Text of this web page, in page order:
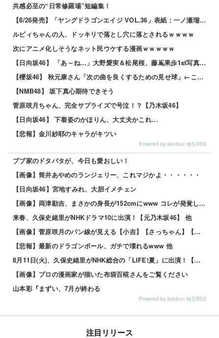
共感必至の“日常修羅場”短編集！
【8/26発売】「ヤングドラゴンエイジ VOL.36」表紙：一ノ瀬瑠菜 / 小戸森穂花 兵頭美波
ルビィちゃんの人、ドッキリで落とし穴に落とされるｗｗｗｗ
次にアニメ化しそうなネット民ウケする漫画ｗｗｗｗｗ
【日向坂46】 「あ～ね...」大野愛実＆松尾桜、藤嶌果歩1st写真集に耐えきれなくなるw
【櫻坂46】 秋元康さん「次の曲を良くするための見せ球」←これ次...
【NMB48】 坂下真心期待できそう
菅原咲月ちゃん、完全サプライズで号泣！？【乃木坂46】
【日向坂46】 下着姿のかほりん、大丈夫かこれ…
【悲報】金川紗耶のキャラがキツい
Powered by livedoor 相互RSS
ブブ家のドタバタが、今日も愛おしい！
【画像】筒井あやめのランジェリー、これマジかよ・・・・・・
【日向坂46】宮地すみれ、大胆イメチェン
【画像】両津勘吉、まさかの身長が152cmにwww コレが発覚した理由がこれｗｗｗｗ 他
来春、久保史緒里がNHKドラマ10に出演！【元乃木坂46】 他
【画像】菅原咲月のパン線が見える【小吉】【さっちゃん】【乃木坂工事中】【乃木坂46】 他
【悲報】最新のドラゴンボール、ガチで壊れるwww 他
8月11日(火)、久保史緒里がNHK総合の「LIFE!夏」に出演！【元乃木坂46】 他
【画像】プロの漫画家が描いた布袋百椛さんをご覧ください
山本彩『まずい、7月が終わる
Powered by livedoor 相互RSS
注目リリース